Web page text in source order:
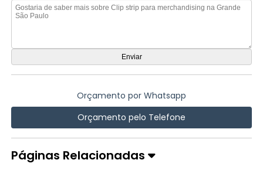
Orçamento por Whatsapp
Orçamento pelo Telefone
Páginas Relacionadas